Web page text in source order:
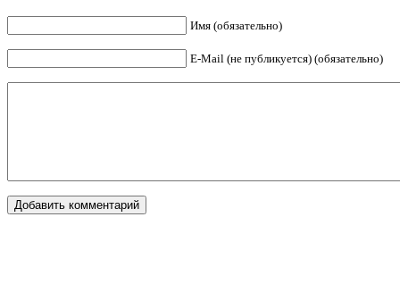
Имя (обязательно)
E-Mail (не публикуется) (обязательно)